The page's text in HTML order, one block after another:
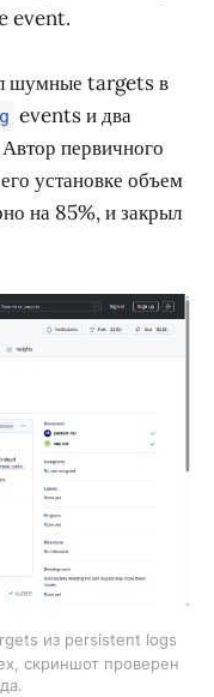
event.
шумные targets в
events и два
первичного
установке объем
на 85%, и закрыл
из persistent logs
скриншот проверен